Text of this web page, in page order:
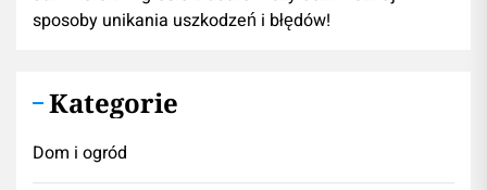
sposoby unikania uszkodzeń i błędów!
Kategorie
Dom i ogród